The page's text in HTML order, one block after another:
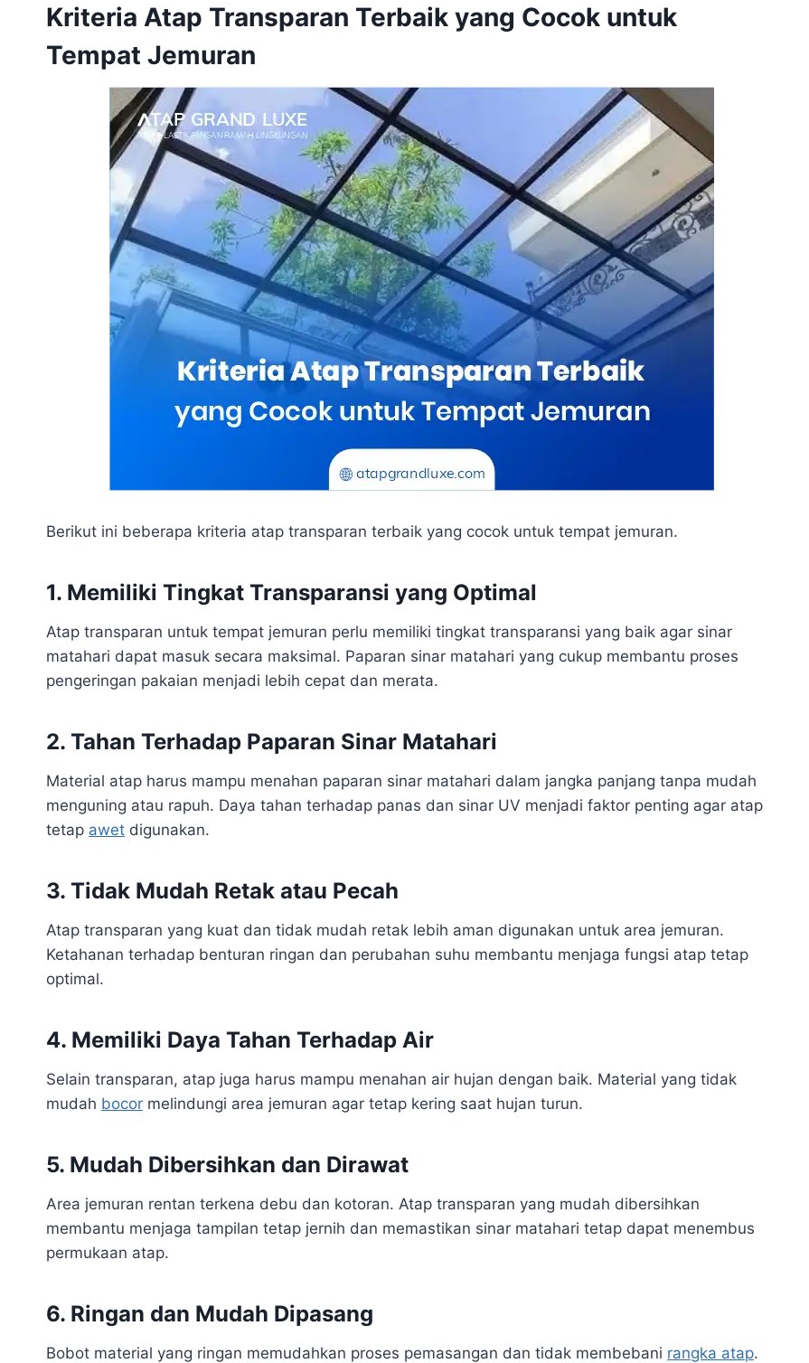
Kriteria Atap Transparan Terbaik yang Cocok untuk
Tempat Jemuran
Berikut ini beberapa kriteria atap transparan terbaik yang cocok untuk tempat jemuran.
1. Memiliki Tingkat Transparansi yang Optimal
Atap transparan untuk tempat jemuran perlu memiliki tingkat transparansi yang baik agar sinar
matahari dapat masuk secara maksimal. Paparan sinar matahari yang cukup membantu proses
pengeringan pakaian menjadi lebih cepat dan merata.
2. Tahan Terhadap Paparan Sinar Matahari
Material atap harus mampu menahan paparan sinar matahari dalam jangka panjang tanpa mudah
menguning atau rapuh. Daya tahan terhadap panas dan sinar UV menjadi faktor penting agar atap
tetap awet digunakan.
3. Tidak Mudah Retak atau Pecah
Atap transparan yang kuat dan tidak mudah retak lebih aman digunakan untuk area jemuran.
Ketahanan terhadap benturan ringan dan perubahan suhu membantu menjaga fungsi atap tetap
optimal.
4. Memiliki Daya Tahan Terhadap Air
Selain transparan, atap juga harus mampu menahan air hujan dengan baik. Material yang tidak
mudah bocor melindungi area jemuran agar tetap kering saat hujan turun.
5. Mudah Dibersihkan dan Dirawat
Area jemuran rentan terkena debu dan kotoran. Atap transparan yang mudah dibersihkan
membantu menjaga tampilan tetap jernih dan memastikan sinar matahari tetap dapat menembus
permukaan atap.
6. Ringan dan Mudah Dipasang
Bobot material yang ringan memudahkan proses pemasangan dan tidak membebani rangka atap.